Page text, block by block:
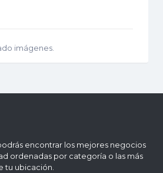
imágenes.
encontrar los mejores negocios
ordenadas por categoría o las más
tu ubicación.